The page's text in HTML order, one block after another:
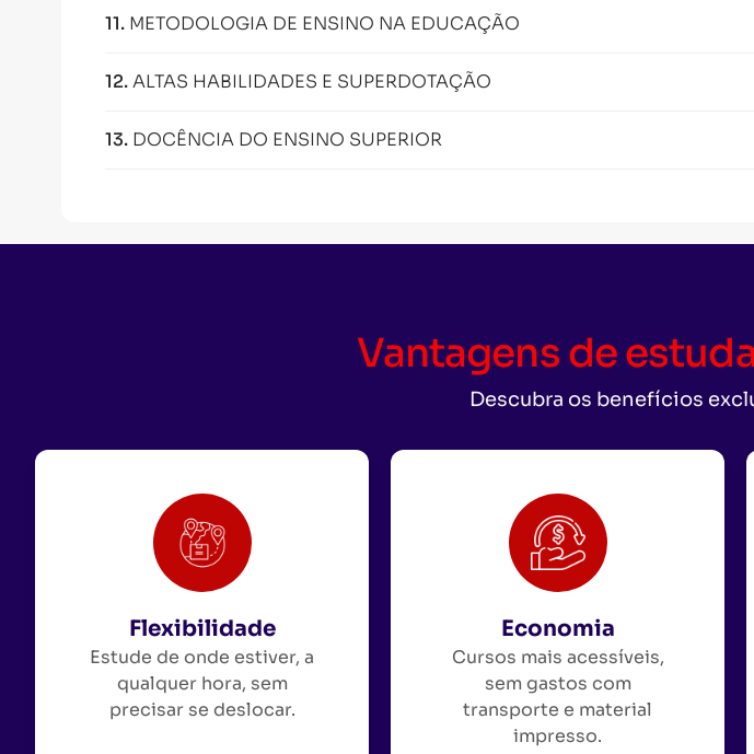
11. METODOLOGIA DE ENSINO NA EDUCAÇÃO
12.ALTAS HABILIDADES E SUPERDOTAÇÃO
13. DOCÊNCIA DO ENSINO SUPERIOR
Vantagens de
Descubra os benefícios
Flexibilidade
Estude de onde estiver, a
qualquer hora, sem
precisar se deslocar.
Economia
Cursos mais acessíveis,
sem gastos com
transporte e material
impresso.